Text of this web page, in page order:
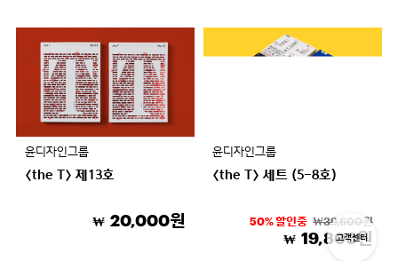
윤디자인그룹
〈the T〉 제13호
₩ 20,000원
윤디자인그룹
〈the T〉 세트 (5-8호)
50% 할인중 ₩39,600원
₩ 19,800원
고객센터